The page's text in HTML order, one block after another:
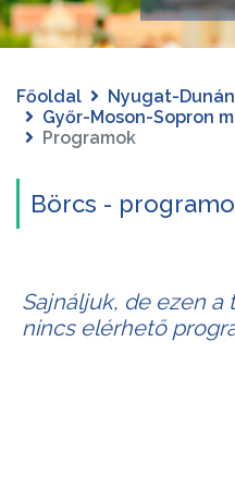
Főoldal
Nyugat-
Győr-Moson-Sopron
Programok
Börcs -
Sajnáljuk, de ezen
nincs elérhető